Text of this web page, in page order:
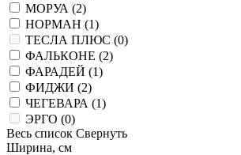
МОРУА (2)
НОРМАН (1)
ТЕСЛА ПЛЮС (0)
ФАЛЬКОНЕ (2)
ФАРАДЕЙ (1)
ФИДЖИ (2)
ЧЕГЕВАРА (1)
ЭРГО (0)
Весь список Свернуть
Ширина, см